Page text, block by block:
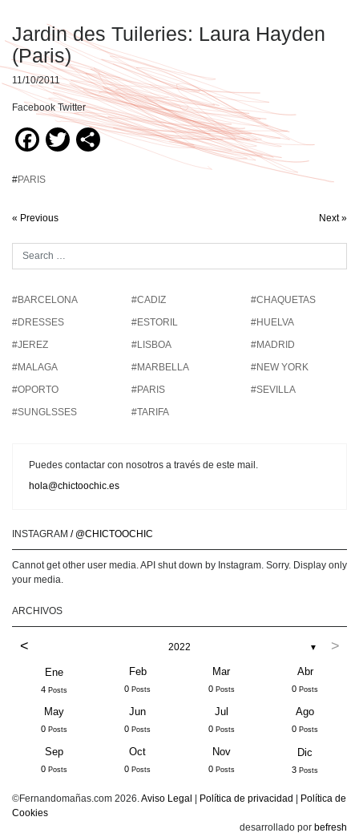
Jardin des Tuileries: Laura Hayden
(Paris)
11/10/2011
Facebook Twitter
Facebook
TwitterCompartir
#PARIS
« Previous Next »
#BARCELONA #CADIZ
#CHAQUETAS
#DRESSES
#ESTORIL
#HUELVA
#JEREZ
#LISBOA
#MADRID
#MALAGA
#MARBELLA
#NEW YORK
#OPORTO
#PARIS
#SEVILLA
#SUNGLSSES
#TARIFA
Puedes contactar con nosotros a través de este mail.
hola@chictoochic.es
INSTAGRAM / @CHICTOOCHIC
Cannot get other user media. API shut down by Instagram. Sorry. Display only
your media.
ARCHIVOS
< 2022 ▼ >
Ene
4 Posts
Feb
0 Posts
Mar
0 Posts
Abr
0 Posts
May
0 Posts
Jun
0 Posts
Jul
0 Posts
Ago
0 Posts
Sep
0 Posts
Oct
0 Posts
Nov
0 Posts
Dic
3 Posts
©Fernandomañas.com 2026.Aviso Legal Política de privacidad
Política de
Cookies
desarrollado por befresh